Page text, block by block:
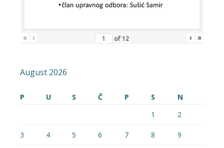
« ‹ of 12 › »
August 2026
P U S Č P S
N
1
2
3 4 5 6 7 8 9